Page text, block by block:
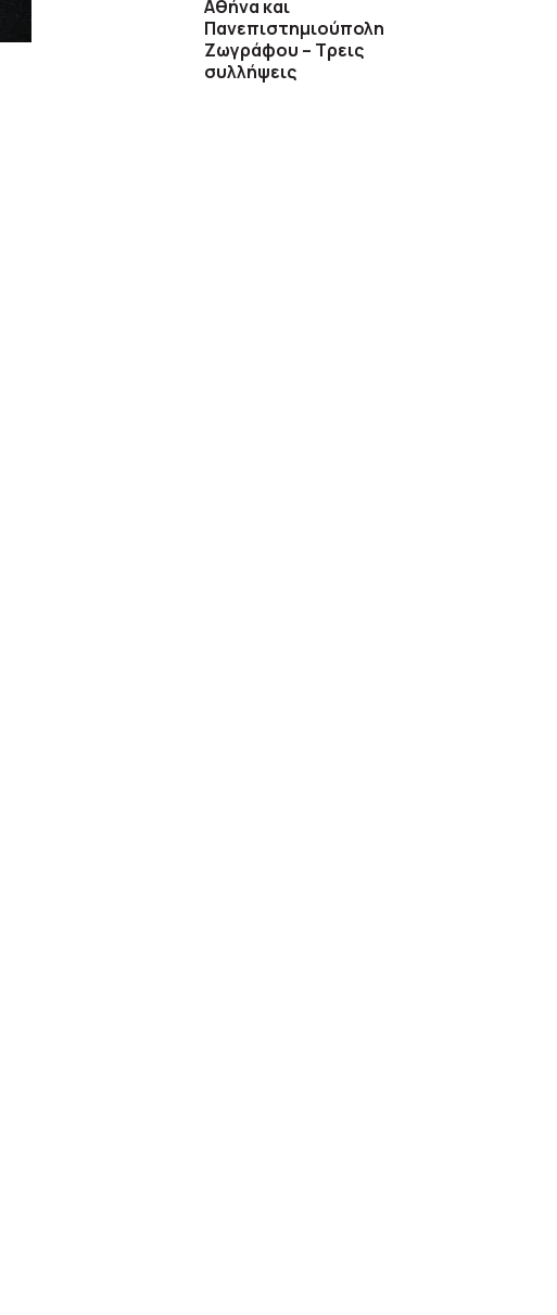
Αθήνα και
Πανεπιστημιούπολη
Ζωγράφου – Τρεις
συλλήψεις